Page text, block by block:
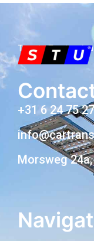
Twente Trucks,
+31 6 24 75
Morsweg